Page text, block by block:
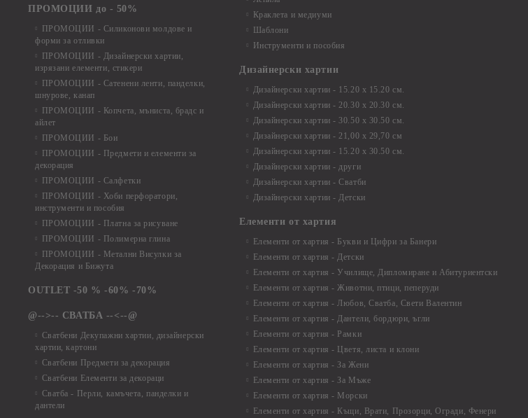
ПРОМОЦИИ до - 50%
ПРОМОЦИИ - Силиконови молдове и
форми за отливки
ПРОМОЦИИ - Дизайнерски хартии,
изрязани елементи, стикери
ПРОМОЦИИ - Сатенени ленти, панделки,
шнурове, канап
ПРОМОЦИИ - Копчета, мъниста, брадс и
айлет
ПРОМОЦИИ - Бои
ПРОМОЦИИ - Предмети и елементи за
декорация
ПРОМОЦИИ - Салфетки
ПРОМОЦИИ - Хоби перфоратори,
инструменти и пособия
ПРОМОЦИИ - Платна за рисуване
ПРОМОЦИИ - Полимерна глина
ПРОМОЦИИ - Метални Висулки за
Декорация и Бижута
OUTLET -50 % -60% -70%
@-->-- СВАТБА --<--@
Сватбени Декупажни хартии, дизайнерски
хартии, картони
Сватбени Предмети за декорация
Сватбени Елементи за декораци
Сватба - Перли, камъчета, панделки и
дантели
Краклета и медиуми
Шаблони
Инструменти и пособия
Дизайнерски хартии
Дизайнерски хартии - 15.20 х 15.20 см.
Дизайнерски хартии - 20.30 х 20.30 см.
Дизайнерски хартии - 30.50 х 30.50 см.
Дизайнерски хартии - 21,00 х 29,70 см
Дизайнерски хартии - 15.20 x 30.50 см.
Дизайнерски хартии - други
Дизайнерски хартии - Сватби
Дизайнерски хартии - Детски
Елементи от хартия
Елементи от хартия - Букви и Цифри за Банери
Елементи от хартия - Детски
Елементи от хартия - Училище, Дипломиране и Абитуриентски
Елементи от хартия - Животни, птици, пеперуди
Елементи от хартия - Любов, Сватба, Свети Валентин
Елементи от хартия - Дантели, бордюри, ъгли
Елементи от хартия - Рамки
Елементи от хартия - Цветя, листа и клони
Елементи от хартия - За Жени
Елементи от хартия - За Мъже
Елементи от хартия - Морски
Елементи от хартия - Къщи, Врати, Прозорци, Огради, Фенери